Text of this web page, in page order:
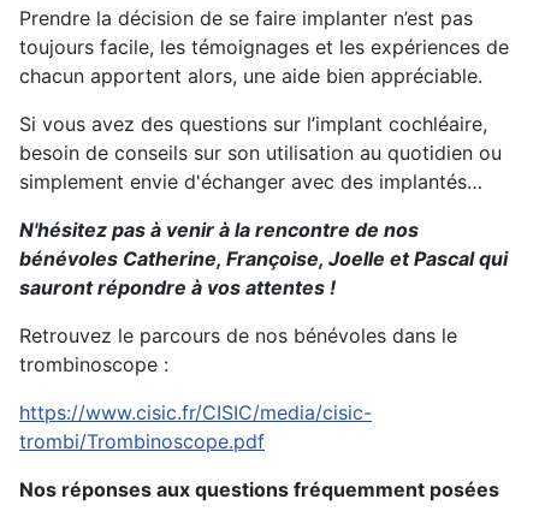
Prendre la décision de se faire implanter n’est pas
toujours facile, les témoignages et les expériences de
chacun apportent alors, une aide bien appréciable.
Si vous avez des questions sur l’implant cochléaire,
besoin de conseils sur son utilisation au quotidien ou
simplement envie d'échanger avec des implantés…
N'hésitez pas à venir à la rencontre de nos
bénévoles Catherine, Françoise, Joelle et Pascal qui
sauront répondre à vos attentes !
Retrouvez le parcours de nos bénévoles dans le
trombinoscope :
https://www.cisic.fr/CISIC/media/cisic-
trombi/Trombinoscope.pdf
Nos réponses aux questions fréquemment posées